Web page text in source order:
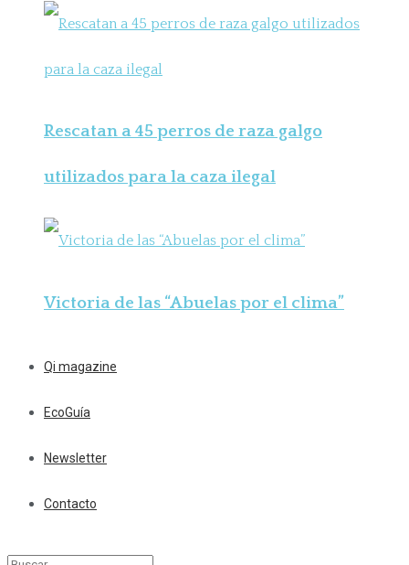
Rescatan a 45 perros de raza galgo
utilizados para la caza ilegal
Victoria de las “Abuelas por el clima”
Qi magazine
EcoGuía
Newsletter
Contacto